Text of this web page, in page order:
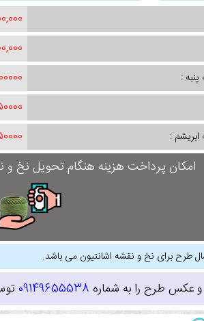
:
:
امکان پرداخت هزینه هنگام تحویل نخ
طرح برای نخ و نقشه اشانتیون می باشد.
و عکس طرح را به شماره 09149655538